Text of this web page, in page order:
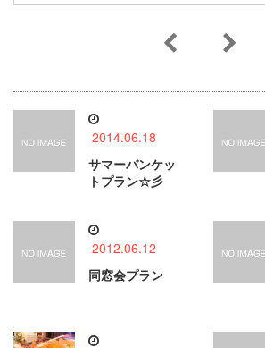
2014.06.18
サマーバンケッ
トプラン☆彡
2012.06.12
同窓会プラン